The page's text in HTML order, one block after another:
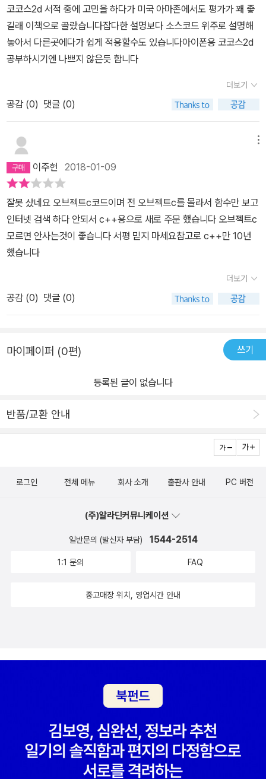
코코스3D를 활용해서 3D iOS 게임을 개발하는 방법을 논의한다. 마
지막으로, 애플 앱스토어에 자신의 앱을 출시하는 과정을 논의한다.
★ 저자 서문 ★ 아이폰용 코코스2d(Cocos2d for iPhone)는 아
이폰용 2D 게임 프레임워크로 활용되기에 충실하면서도 간편하다.
코코스2d를 활용하고 있다. 자신의 코코스2d 게임 개발 기술을 더욱
싶은가? 이 책은 독자들이 한 단계 높은 수준에 올라가는 데 보탬이
될 것이다. 이 책에는 스프라이트 그리기에서부터 AI 경로 탐색과 고
급 네트워크 기법에 이르기까지 무엇이든 설명해 주는 90가지가 넘
다. 그래픽을 다루는 첫 장부터 시작해서, 게임 개발의 모든 주요한 기
법을 익힐 수 있다. 이 책에는 간단한 기법과 복잡한 기법이 모두 망라
되어 있다. 각 기법은 자주 부딪치는 문제에 대한 해결책(동영상 파일
재생, 가속도계 조종)이거나 멋진 고급 기법(3D 렌더링, 텍스처 입힌
자들이 전문적 수준의 iOS 게임을 빠르게 개발하도록 도와줄 것이다.
코코스2d 서적 중에 고민을 하다가 미국 아마존에서도 평가가 꽤 좋
길래 이책으로 골랐습니다잡다한 설명보다 소스코드 위주로 설명해
놓아서 다른곳에다가 쉽게 적용할수도 있습니다아이폰용 코코스2d
공부하시기엔 나쁘지 않은듯 합니다
더보기
공감 (0) 댓글 (0)
이주헌 2018-01-09
잘못 샀네요 오브젝트c코드이며 전 오브젝트c를 몰라서 함수만 보고
인터넷 검색 하다 안되서 c++용으로 새로 주문 했습니다 오브젝트c
모르면 안사는것이 좋습니다 서평 믿지 마세요참고로 c++만 10년
했습니다
더보기
공감 (0) 댓글 (0)
마이페이퍼 (0편) 쓰기
등록된 글이 없습니다
반품/교환 안내
로그인 전체 메뉴 회사 소개 출판사 안내 PC 버전
(주)알라딘커뮤니케이션
일반문의 (발신자 부담) 1544-2514
1:1 문의 FAQ
중고매장 위치, 영업시간 안내